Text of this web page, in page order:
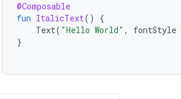
@Composable
fun ItalicText()
{
Text( "Hello World" , fontStyle
}